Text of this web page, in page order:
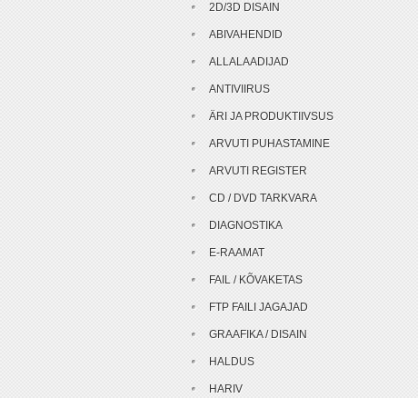
2D/3D DISAIN
ABIVAHENDID
ALLALAADIJAD
ANTIVIIRUS
ÄRI JA PRODUKTIIVSUS
ARVUTI PUHASTAMINE
ARVUTI REGISTER
CD / DVD TARKVARA
DIAGNOSTIKA
E-RAAMAT
FAIL / KÕVAKETAS
FTP FAILI JAGAJAD
GRAAFIKA / DISAIN
HALDUS
HARIV